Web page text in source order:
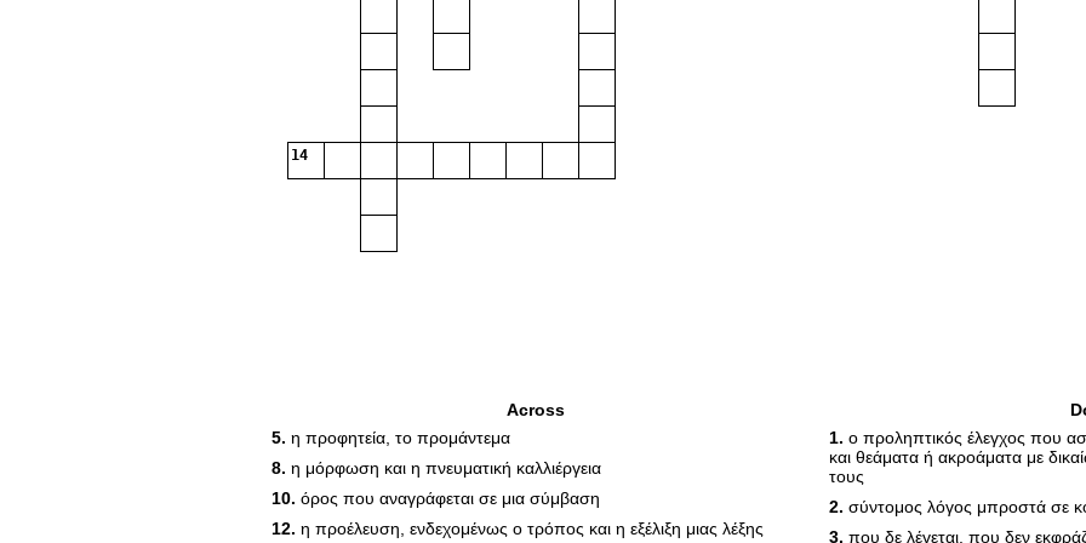
14
Across
5. η προφητεία, το προμάντεμα
8. η μόρφωση και η πνευματική καλλιέργεια
10. όρος που αναγράφεται σε μια σύμβαση
12. η προέλευση, ενδεχομένως ο τρόπος και η εξέλιξη μιας λέξης
1. ο προληπτικός έλεγχος που
και θεάματα ή ακροάματα με
τους
2. σύντομος λόγος μπροστά σε
3. που δε λέγεται, που δεν